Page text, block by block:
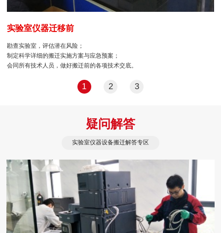
实验室仪器迁移前
勘查实验室，评估潜在风险；
制定科学详细的搬迁实施方案与应急预案；
会同所有技术人员，做好搬迁前的各项技术交底。
1 2 3
疑问解答
实验室仪器设备搬迁解答专区